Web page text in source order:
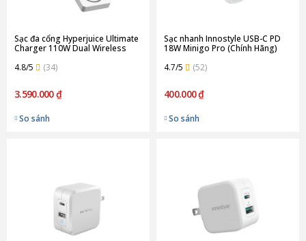
Sạc đa cổng Hyperjuice Ultimate
Charger 110W Dual Wireless
4.8/5
(34)
3.590.000 ₫
So sánh
Sạc nhanh Innostyle USB-C PD
18W Minigo Pro (Chính Hãng)
4.7/5
(52)
400.000 ₫
So sánh